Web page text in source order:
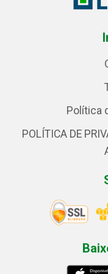
Política
POLÍTICA DE